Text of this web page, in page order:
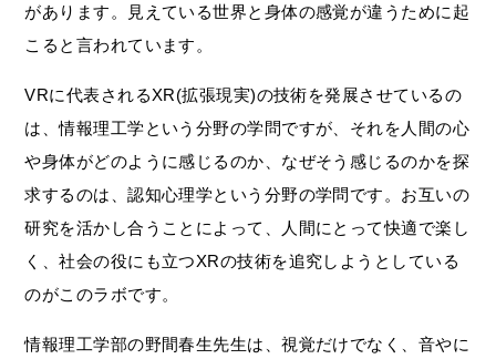
があります。見えている世界と身体の感覚が違うために起
こると言われています。
VRに代表されるXR(拡張現実)の技術を発展させているの
は、情報理工学という分野の学問ですが、それを人間の心
や身体がどのように感じるのか、なぜそう感じるのかを探
求するのは、認知心理学という分野の学問です。お互いの
研究を活かし合うことによって、人間にとって快適で楽し
く、社会の役にも立つXRの技術を追究しようとしている
のがこのラボです。
情報理工学部の野間春生先生は、視覚だけでなく、音やに